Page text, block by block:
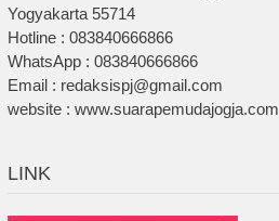
Yogyakarta 55714
Hotline : 083840666866
WhatsApp : 083840666866
Email : redaksispj@gmail.com
website : www.suarapemudajogja.com
LINK